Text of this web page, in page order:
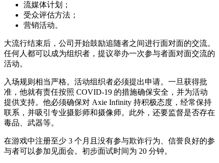
流媒体计划；
受众评估方法；
营销活动。
大流行结束后，公司开始鼓励追随者之间进行面对面的交流。
任何人都可以成为组织者，提议举办一次参与者面对面交流的
活动。
入场规则相当严格。活动组织者必须提出申请。一旦获得批
准，他就有责任按照 COVID-19 的措施确保安全，并为活动
提供支持。他必须确保对 Axie Infinity 持积极态度，经常保持
联系，并吸引专业摄影师和摄像师。此外，还要监督是否存在
毒品、武器等。
在游戏中注册至少 3 个月且没有参与欺诈行为、信誉良好的参
与者可以参加见面会。初步面试时间为 20 分钟。